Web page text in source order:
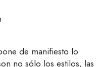
de manifiesto lo
no sólo los estilos, las